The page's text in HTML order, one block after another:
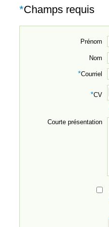
*Champs requis
Prénom
Nom
*Courriel
*CV
Courte présentation